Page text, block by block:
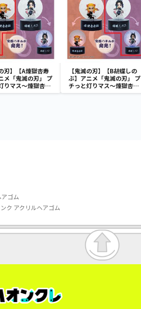
刃】【A煉獄杏寿
メ「鬼滅の刃」 プ
りマス～煉獄杏寿
しのぶ～
【鬼滅の刃】【B胡蝶しの
ぶ】アニメ「鬼滅の刃」 プ
チっと灯りマス～煉獄杏寿
郎・胡蝶しのぶ～
ゴム
ク アクリルヘアゴム